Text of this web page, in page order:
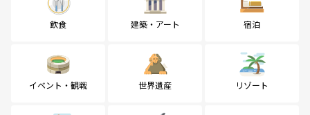
飲食 建築・アート 宿泊
イベント・観戦 世界遺産 リゾート